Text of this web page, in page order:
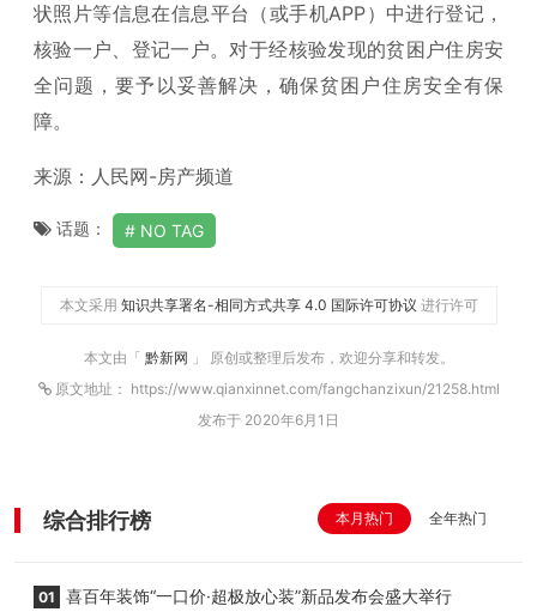
状照片等信息在信息平台（或手机APP）中进行登记，
核验一户、登记一户。对于经核验发现的贫困户住房安
全问题，要予以妥善解决，确保贫困户住房安全有保
障。
来源：人民网-房产频道
话题： NO TAG
本文采用 知识共享署名-相同方式共享 4.0 国际许可协议 进行许可
本文由「 黔新网 」 原创或整理后发布，欢迎分享和转发。
原文地址： https://www.qianxinnet.com/fangchanzixun/21258.html
发布于 2020年6月1日
综合排行榜 本月热门 全年热门
01 喜百年装饰“一口价·超极放心装”新品发布会盛大举行